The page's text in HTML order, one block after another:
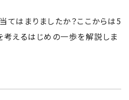
てはまりましたか？ここからは5
考えるはじめの一歩を解説しま